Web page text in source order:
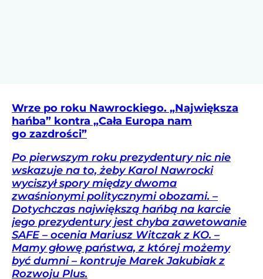
Wrze po roku Nawrockiego. „Największa
hańba” kontra „Cała Europa nam
go zazdrości”
Po pierwszym roku prezydentury nic nie
wskazuje na to, żeby Karol Nawrocki
wyciszył spory między dwoma
zwaśnionymi politycznymi obozami. –
Dotychczas największą hańbą na karcie
jego prezydentury jest chyba zawetowanie
SAFE – ocenia Mariusz Witczak z KO. –
Mamy głowę państwa, z której możemy
być dumni – kontruje Marek Jakubiak z
Rozwoju Plus.